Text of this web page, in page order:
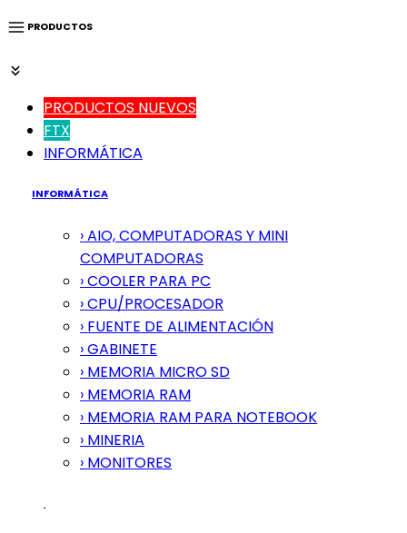
PRODUCTOS
PRODUCTOS NUEVOS
FTX
INFORMÁTICA
INFORMÁTICA
› AIO, COMPUTADORAS Y MINI
COMPUTADORAS
› COOLER PARA PC
› CPU/PROCESADOR
› FUENTE DE ALIMENTACIÓN
› GABINETE
› MEMORIA MICRO SD
› MEMORIA RAM
› MEMORIA RAM PARA NOTEBOOK
› MINERIA
› MONITORES